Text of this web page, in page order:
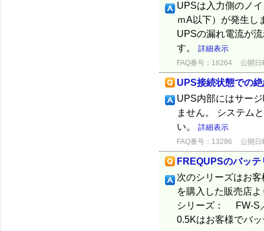
UPSは入力側のノ
ｍA以下）が発生し
UPSの漏れ電流が
す。 詳細表示
FAQ番号：18264 公開日
UPS接続状態での
UPS内部にはサー
ません。 システム
い。 詳細表示
FAQ番号：13286 公開日
FREQUPSのバッ
次のシリーズはお
を購入した販売店
シリーズ： FW-S
0.5Kはお客様でバ